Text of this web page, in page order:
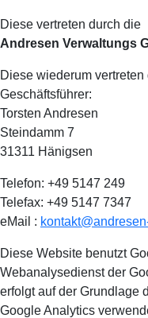
Diese vertreten durch die
Andresen Verwaltungs
Diese wiederum vertreten
Geschäftsführer:
Torsten Andresen
Steindamm 7
31311 Hänigsen
Telefon: +49 5147 249
Telefax: +49 5147 7347
eMail :
Diese Website benutzt
Webanalysedienst der
erfolgt auf der Grundlage
Google Analytics